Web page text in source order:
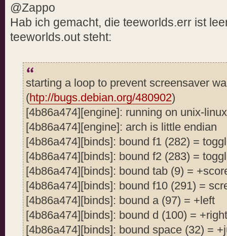
@Zappo
Hab ich gemacht, die teeworlds.err ist
teeworlds.out steht:
starting a loop to prevent screensaver
(htp://bugs.debian.org/480902)
[4b86a474][engine]: running on unix-
[4b86a474][engine]: arch is little endian
[4b86a474][binds]: bound f1 (282) =
[4b86a474][binds]: bound f2 (283) =
[4b86a474][binds]: bound tab (9) =
[4b86a474][binds]: bound f10 (291) =
[4b86a474][binds]: bound a (97) = +left
[4b86a474][binds]: bound d (100) = +right
[4b86a474][binds]: bound space (32) =